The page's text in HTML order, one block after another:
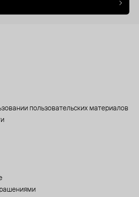
пользовательских материалов